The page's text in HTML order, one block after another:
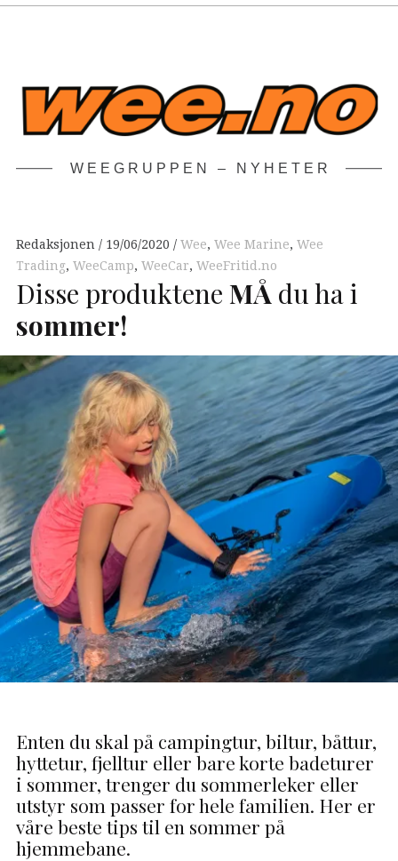
WEEGRUPPEN – NYHETER
Redaksjonen 19/06/2020 Wee, Wee Marine, Wee
Trading, WeeCamp, WeeCar, WeeFritid.no
Disse produktene MÅ du ha i
sommer!
Enten du skal på campingtur, biltur, båttur,
hyttetur, fjelltur eller bare korte badeturer
i sommer, trenger du sommerleker eller
utstyr som passer for hele familien. Her er
våre beste tips til en sommer på
hjemmebane.